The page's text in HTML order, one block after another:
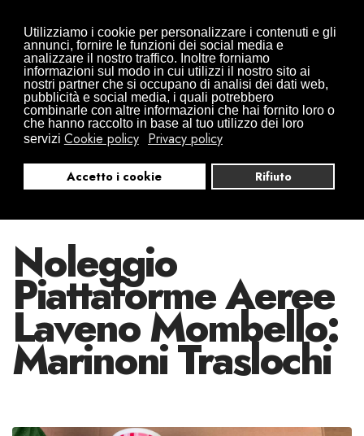
Utilizziamo i cookie per personalizzare i contenuti e gli
annunci, fornire le funzioni dei social media e
analizzare il nostro traffico. Inoltre forniamo
informazioni sul modo in cui utilizzi il nostro sito ai
nostri partner che si occupano di analisi dei dati web,
pubblicità e social media, i quali potrebbero
combinarle con altre informazioni che hai fornito loro o
che hanno raccolto in base al tuo utilizzo dei loro
servizi Cookie policy Privacy policy
Accetto i cookie Rifiuto
0322497832
+39 346 0941416
info@traslochimarinoni.it
Noleggio
Piattaforme Aeree
Laveno Mombello:
Marinoni Traslochi